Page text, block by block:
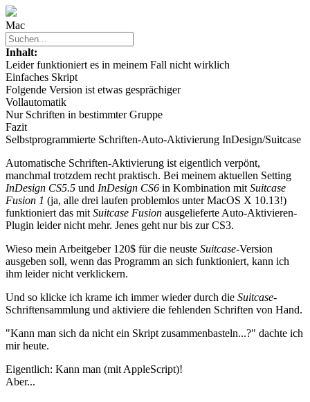
Mac
Inhalt:
Leider funktioniert es in meinem Fall nicht wirklich
Einfaches Skript
Folgende Version ist etwas gesprächiger
Vollautomatik
Nur Schriften in bestimmter Gruppe
Fazit
Selbstprogrammierte Schriften-Auto-Aktivierung InDesign/Suitcase
Automatische Schriften-Aktivierung ist eigentlich verpönt,
manchmal trotzdem recht praktisch. Bei meinem aktuellen Setting
InDesign CS5.5 und InDesign CS6 in Kombination mit Suitcase
Fusion 1 (ja, alle drei laufen problemlos unter MacOS X 10.13!)
funktioniert das mit Suitcase Fusion ausgelieferte Auto-Aktivieren-
Plugin leider nicht mehr. Jenes geht nur bis zur CS3.
Wieso mein Arbeitgeber 120$ für die neuste Suitcase-Version
ausgeben soll, wenn das Programm an sich funktioniert, kann ich
ihm leider nicht verklickern.
Und so klicke ich krame ich immer wieder durch die Suitcase-
Schriftensammlung und aktiviere die fehlenden Schriften von Hand.
"Kann man sich da nicht ein Skript zusammenbasteln...?" dachte ich
mir heute.
Eigentlich: Kann man (mit AppleScript)!
Aber...